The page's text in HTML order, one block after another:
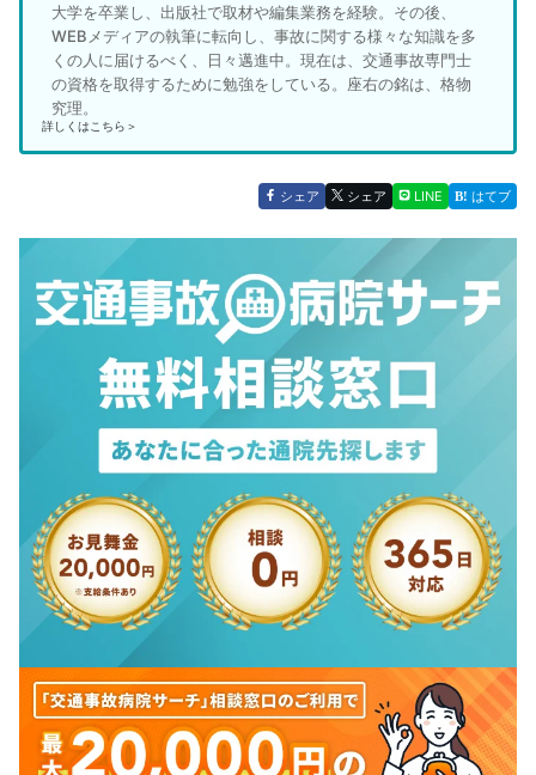
大学を卒業し、出版社で取材や編集業務を経験。その後、
WEBメディアの執筆に転向し、事故に関する様々な知識を多
くの人に届けるべく、日々邁進中。現在は、交通事故専門士
の資格を取得するために勉強をしている。座右の銘は、格物
究理。
詳しくはこちら＞
シェア シェア LINE はてブ